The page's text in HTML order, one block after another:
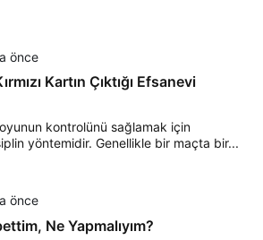
önce
Kartın Çıktığı Efsanevi
oyunun kontrolünü sağlamak için
yöntemidir. Genellikle bir maçta bir...
önce
Ne Yapmalıyım?